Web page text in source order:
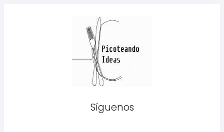
Síguenos